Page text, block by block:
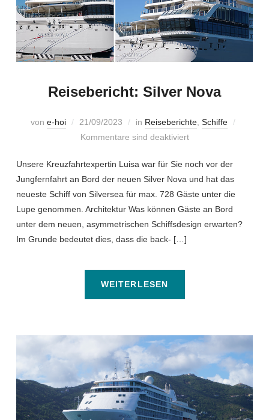
Reisebericht: Silver Nova
von e-hoi 21/09/2023 in Reiseberichte Schiffe
Kommentare sind deaktiviert
Unsere Kreuzfahrtexpertin Luisa war für Sie noch vor der
Jungfernfahrt an Bord der neuen Silver Nova und hat das
neueste Schiff von Silversea für max. 728 Gäste unter die
Lupe genommen. Architektur Was können Gäste an Bord
unter dem neuen, asymmetrischen Schiffsdesign erwarten?
Im Grunde bedeutet dies, dass die back- […]
WEITERLESEN